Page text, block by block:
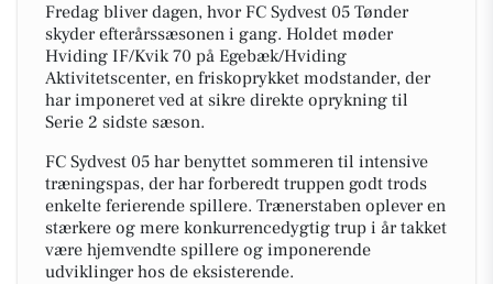
Fredag bliver dagen, hvor FC Sydvest 05 Tønder
skyder efterårssæsonen i gang. Holdet møder
Hviding IF/Kvik 70 på Egebæk/Hviding
Aktivitetscenter, en friskoprykket modstander, der
har imponeret ved at sikre direkte oprykning til
Serie 2 sidste sæson.
FC Sydvest 05 har benyttet sommeren til intensive
træningspas, der har forberedt truppen godt trods
enkelte ferierende spillere. Trænerstaben oplever en
stærkere og mere konkurrencedygtig trup i år takket
være hjemvendte spillere og imponerende
udviklinger hos de eksisterende.